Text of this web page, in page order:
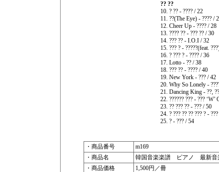
?? ??
10. ? ?? - ???? / 22
11. ??(The Eye) - ???? /
12. Cheer Up - ???? / 28
13. ???? ?? - ??? ?? / 30
14. ??? ?? - I.O.I / 32
15. ??? ? - ?????(feat.
16. ? ??? ? - ???? / 36
17. Lotto - ?? / 38
18. ??? ?? - ???? / 40
19. New York - ??? / 42
20. Why So Lonely -
21. Dancing King - ??,
22. ?????? ??? - ???
23. ?? ??? ?? - ??? / 50
24. ? ??? ?? ?? ??? ? -
25. ? - ??? / 54
・商品番号
m169
・商品名
韓国音楽楽譜 ピアノ 最新
・商品価格
1,500円／冊